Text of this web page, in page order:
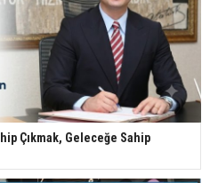
Çıkmak, Geleceğe Sahip